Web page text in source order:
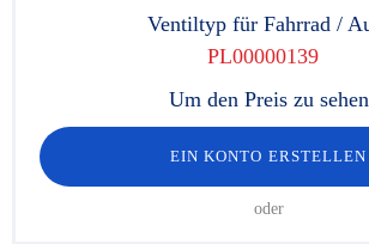
Ventiltyp für Fahrrad /
PL00000139
Um den Preis zu sehen
EIN KONTO ERSTELLEN
oder